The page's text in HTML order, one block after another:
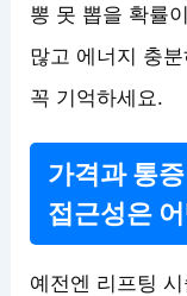
뽕 못 뽑을 확률
많고 에너지 충
꼭 기억하세요.
가격과 통
접근성은
예전엔 리프팅